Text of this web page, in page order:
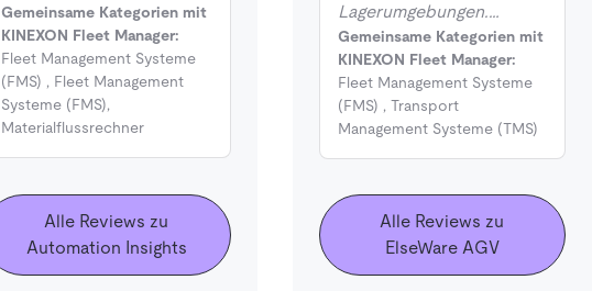
Gemeinsame Kategorien mit
KINEXON Fleet Manager:
Fleet Management Systeme
(FMS) , Fleet Management
Systeme (FMS),
Materialflussrechner
Alle Reviews zu
Automation Insights
Lagerumgebungen.…
Gemeinsame Kategorien mit
KINEXON Fleet Manager:
Fleet Management Systeme
(FMS) , Transport
Management Systeme (TMS)
Alle Reviews zu
ElseWare AGV